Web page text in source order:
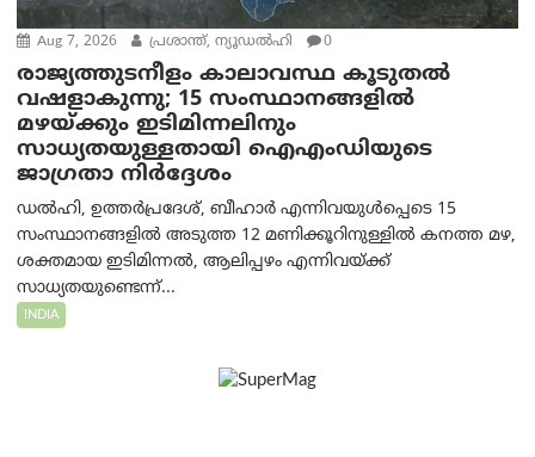
Aug 7, 2026 പ്രശാന്ത്, ന്യൂഡല്‍ഹി 0
രാജ്യത്തുടനീളം കാലാവസ്ഥ കൂടുതൽ
വഷളാകുന്നു; 15 സംസ്ഥാനങ്ങളിൽ
മഴയ്ക്കും ഇടിമിന്നലിനും
സാധ്യതയുള്ളതായി ഐഎംഡിയുടെ
ജാഗ്രതാ നിർദ്ദേശം
ഡൽഹി, ഉത്തർപ്രദേശ്, ബീഹാർ എന്നിവയുൾപ്പെടെ 15
സംസ്ഥാനങ്ങളിൽ അടുത്ത 12 മണിക്കൂറിനുള്ളിൽ കനത്ത മഴ,
ശക്തമായ ഇടിമിന്നൽ, ആലിപ്പഴം എന്നിവയ്ക്ക്
സാധ്യതയുണ്ടെന്ന്...
INDIA